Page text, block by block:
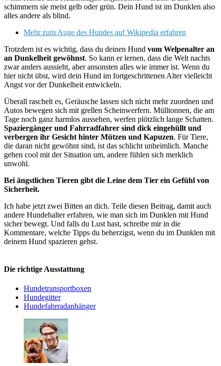
schimmern sie meist gelb oder grün. Dein Hund ist im Dunklen also
alles andere als blind.
Mehr zum Auge des Hundes auf Wikipedia erfahren
Trotzdem ist es wichtig, dass du deinen Hund vom Welpenalter an
an Dunkelheit gewöhnst. So kann er lernen, dass die Welt nachts
zwar anders aussieht, aber ansonsten alles wie immer ist. Wenn du
hier nicht übst, wird dein Hund im fortgeschrittenen Alter vielleicht
Angst vor der Dunkelheit entwickeln.
Überall raschelt es, Geräusche lassen sich nicht mehr zuordnen und
Autos bewegen sich mit grellen Scheinwerfern. Mülltonnen, die am
Tage noch ganz harmlos aussehen, werfen plötzlich lange Schatten.
Spaziergänger und Fahrradfahrer sind dick eingehüllt und
verbergen ihr Gesicht hinter Mützen und Kapuzen. Für Tiere,
die daran nicht gewöhnt sind, ist das schlicht unheimlich. Manche
gehen cool mit der Situation um, andere fühlen sich merklich
unwohl.
Bei ängstlichen Tieren gibt die Leine dem Tier ein Gefühl von
Sicherheit.
Ich habe jetzt zwei Bitten an dich. Teile diesen Beitrag, damit auch
andere Hundehalter erfahren, wie man sich im Dunklen mit Hund
sicher bewegt. Und falls du Lust hast, schreibe mir in die
Kommentare, welche Tipps du beherzigst, wenn du im Dunklen mit
deinem Hund spazieren gehst.
Die richtige Ausstattung
Hundetransportboxen
Hundegitter
Hundefahrradanhänger